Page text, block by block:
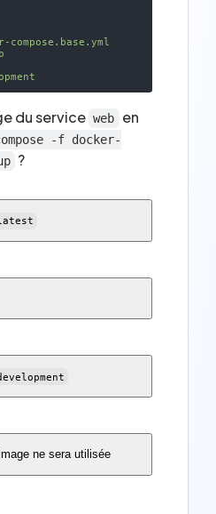
compose.base.yml
du service web
en
-f docker-
?
ne sera utilisée